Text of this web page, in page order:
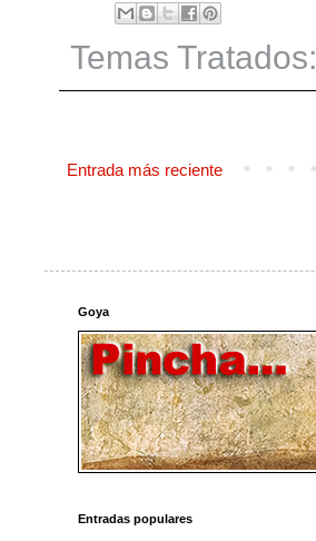
Temas Tratados:
Entrada más reciente
Goya
Entradas populares